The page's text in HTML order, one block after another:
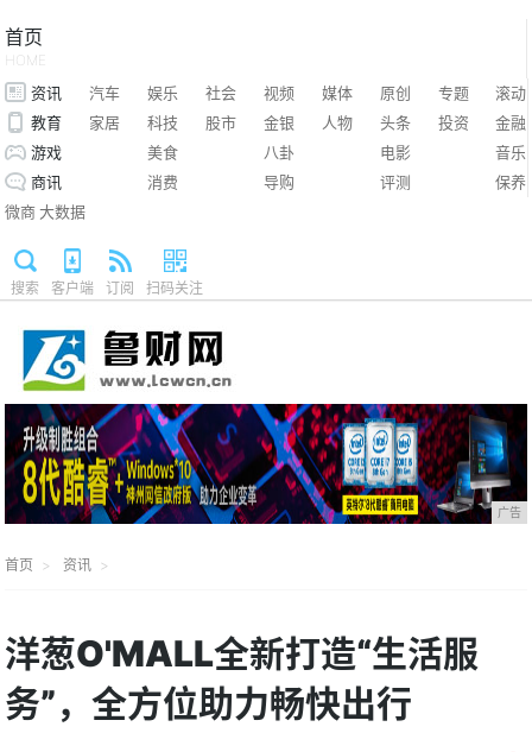
首页
HOME
资讯 汽车 娱乐 社会 视频 媒体 原创 专题
滚动
教育
家居 科技 股市 金银 人物 头条 投资
金融
游戏
美食 八卦 电影
音乐
商讯
消费 导购 评测
保养
微商 大数据
搜索 客户端 订阅 扫码关注
广告
首页 资讯
洋葱O'MALL全新打造“生活服
务”，全方位助力畅快出行